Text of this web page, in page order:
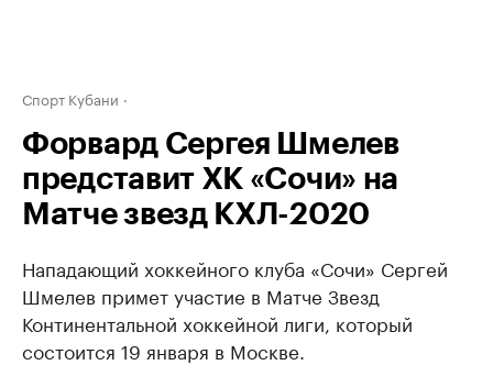
Спорт Кубани
Форвард Сергея Шмелев
представит ХК «Сочи» на
Матче звезд КХЛ-2020
Нападающий хоккейного клуба «Сочи» Сергей
Шмелев примет участие в Матче Звезд
Континентальной хоккейной лиги, который
состоится 19 января в Москве.